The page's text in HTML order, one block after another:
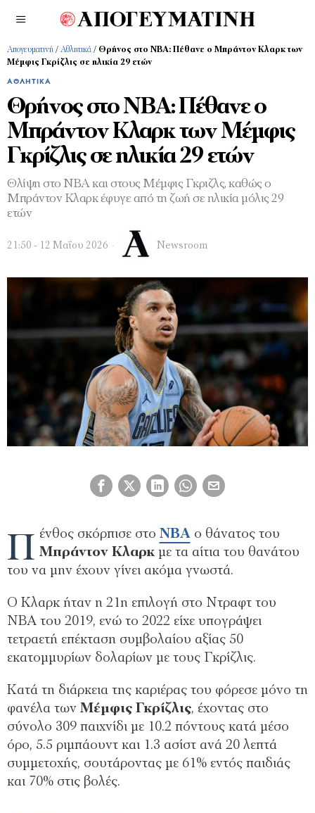
Απογευματινή / Αθλητικά / Θρήνος στο NBA: Πέθανε ο Μπράντον Κλαρκ των
Μέμφις Γκρίζλις σε ηλικία 29 ετών
ΑΘΛΗΤΙΚΆ
Θρήνος στο NBA: Πέθανε ο
Μπράντον Κλαρκ των Μέμφις
Γκρίζλις σε ηλικία 29 ετών
Θλίψη στο NBA και στους Μέμφις Γκριζλς, καθώς ο
Μπράντον Κλαρκ έφυγε από τη ζωή σε ηλικία μόλις 29
ετών
21:50 - 12 Μαΐου 2026 Newsroom
Π ένθος σκόρπισε στο NBA ο θάνατος του
Μπράντον Κλαρκμε τα αίτια του θανάτου
του να μην έχουν γίνει ακόμα γνωστά.
Ο Κλαρκ ήταν η 21η επιλογή στο Ντραφτ του
NBA του 2019, ενώ το 2022 είχε υπογράψει
τετραετή επέκταση συμβολαίου αξίας 50
εκατομμυρίων δολαρίων με τους Γκρίζλις.
Κατά τη διάρκεια της καριέρας του φόρεσε μόνο τη
φανέλα των Μέμφις Γκρίζλις, έχοντας στο
σύνολο 309 παιχνίδι με 10.2 πόντους κατά μέσο
όρο, 5.5 ριμπάουντ και 1.3 ασίστ ανά 20 λεπτά
συμμετοχής, σουτάροντας με 61% εντός παιδιάς
και 70% στις βολές.